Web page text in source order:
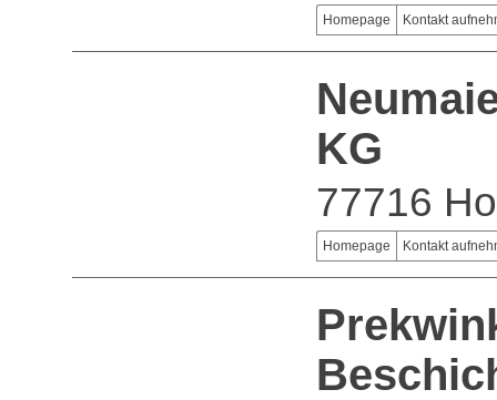
Homepage Kontakt
KG
77716
Homepage Kontakt